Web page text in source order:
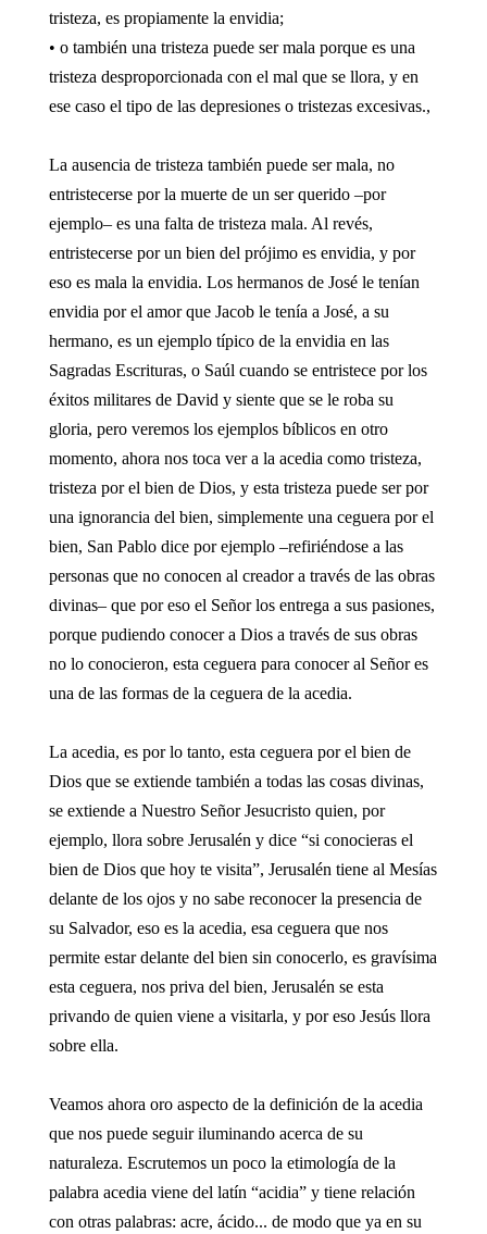
tristeza, es propiamente la envidia;
• o también una tristeza puede ser mala porque es una
tristeza desproporcionada con el mal que se llora, y en
ese caso el tipo de las depresiones o tristezas excesivas.,
La ausencia de tristeza también puede ser mala, no
entristecerse por la muerte de un ser querido –por
ejemplo– es una falta de tristeza mala. Al revés,
entristecerse por un bien del prójimo es envidia, y por
eso es mala la envidia. Los hermanos de José le tenían
envidia por el amor que Jacob le tenía a José, a su
hermano, es un ejemplo típico de la envidia en las
Sagradas Escrituras, o Saúl cuando se entristece por los
éxitos militares de David y siente que se le roba su
gloria, pero veremos los ejemplos bíblicos en otro
momento, ahora nos toca ver a la acedia como tristeza,
tristeza por el bien de Dios, y esta tristeza puede ser por
una ignorancia del bien, simplemente una ceguera por el
bien, San Pablo dice por ejemplo –refiriéndose a las
personas que no conocen al creador a través de las obras
divinas– que por eso el Señor los entrega a sus pasiones,
porque pudiendo conocer a Dios a través de sus obras
no lo conocieron, esta ceguera para conocer al Señor es
una de las formas de la ceguera de la acedia.
La acedia, es por lo tanto, esta ceguera por el bien de
Dios que se extiende también a todas las cosas divinas,
se extiende a Nuestro Señor Jesucristo quien, por
ejemplo, llora sobre Jerusalén y dice “si conocieras el
bien de Dios que hoy te visita”, Jerusalén tiene al Mesías
delante de los ojos y no sabe reconocer la presencia de
su Salvador, eso es la acedia, esa ceguera que nos
permite estar delante del bien sin conocerlo, es gravísima
esta ceguera, nos priva del bien, Jerusalén se esta
privando de quien viene a visitarla, y por eso Jesús llora
sobre ella.
Veamos ahora oro aspecto de la definición de la acedia
que nos puede seguir iluminando acerca de su
naturaleza. Escrutemos un poco la etimología de la
palabra acedia viene del latín “acidia” y tiene relación
con otras palabras: acre, ácido... de modo que ya en su